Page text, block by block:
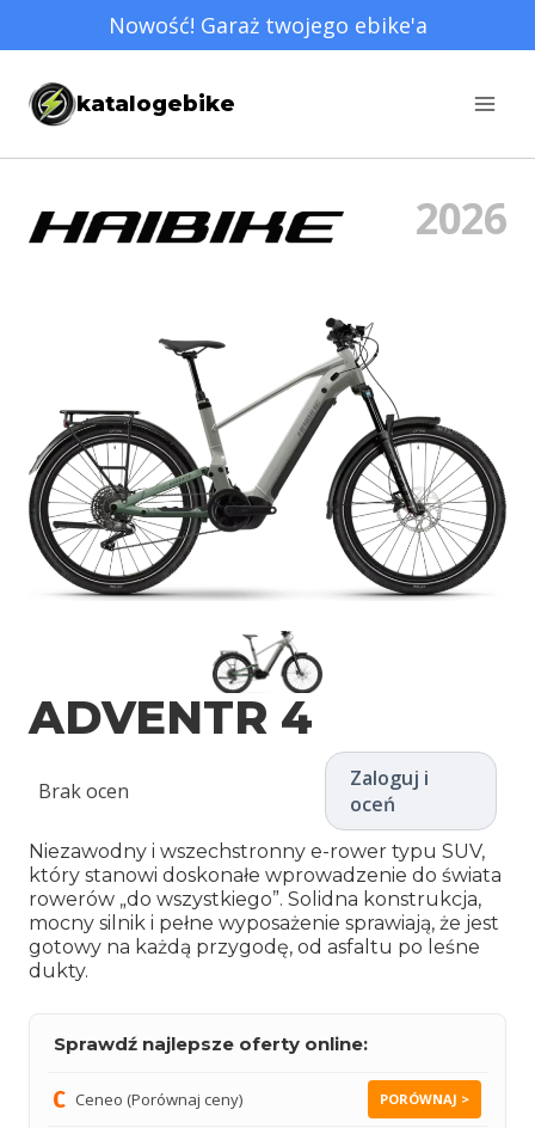
do
treści
Nowość! Garaż twojego ebike'a
katalogebike
2026
ADVENTR 4
Brak ocen
Zaloguj i
oceń
Niezawodny i wszechstronny e-rower typu SUV,
który stanowi doskonałe wprowadzenie do świata
rowerów „do wszystkiego”. Solidna konstrukcja,
mocny silnik i pełne wyposażenie sprawiają, że jest
gotowy na każdą przygodę, od asfaltu po leśne
dukty.
Sprawdź najlepsze oferty online:
Ceneo (Porównaj ceny) PORÓWNAJ >